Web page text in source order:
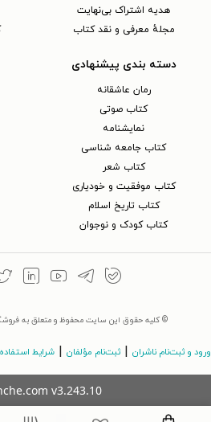
هدیه اشتراک بی‌نهایت
مجلهٔ معرفی و نقد کتاب
دسته بندی پیشنهادی
رمان عاشقانه
کتاب‌ صوتی
نمایشنامه
کتاب جامعه شناسی
کتاب شعر
کتاب موفقیت و خودیاری
کتاب تاریخ اسلام
کتاب کودک و نوجوان
© کلیه حقوق این سایت محفوظ و متعلق به
ورود و ثبت‌نام ناشران ثبت‌نام مؤلفان شرایط استفاده
v3.243.10